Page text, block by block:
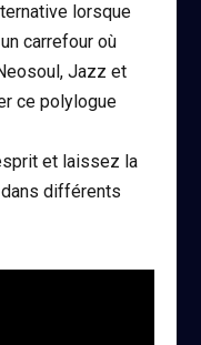
lorsque
carrefour où
Jazz et
ce polylogue
et laissez la
différents